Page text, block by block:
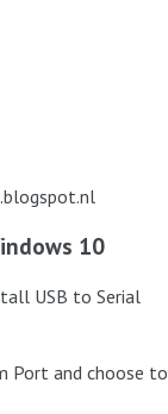
10
USB to Serial
Port and choose to